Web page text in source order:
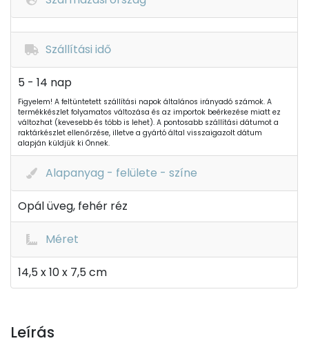
Szállítási idő
5 - 14 nap
Figyelem! A feltüntetett szállítási napok általános irányadó számok. A
termékkészlet folyamatos változása és az importok beérkezése miatt ez
változhat (kevesebb és több is lehet). A pontosabb szállítási dátumot a
raktárkészlet ellenőrzése, illetve a gyártó által visszaigazolt dátum
alapján küldjük ki Önnek.
Alapanyag - felülete - színe
Opál üveg, fehér réz
Méret
14,5 x 10 x 7,5 cm
Leírás